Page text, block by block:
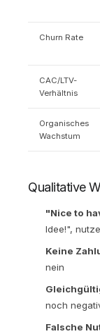
Churn Rate
CAC/LTV-
Verhältnis
Organisches
Wachstum
Qualitative
"Nice to
Idee!",
Keine
nein
noch
Falsche